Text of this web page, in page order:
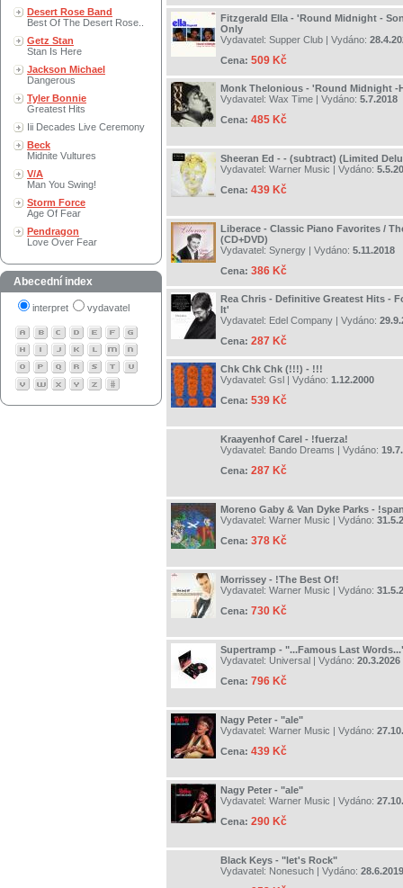
Desert Rose Band
Best Of The Desert Rose..
Getz Stan
Stan Is Here
Jackson Michael
Dangerous
Tyler Bonnie
Greatest Hits
Iii Decades Live Ceremony
Beck
Midnite Vultures
V/A
Man You Swing!
Storm Force
Age Of Fear
Pendragon
Love Over Fear
Abecední index
interpret vydavatel
Fitzgerald Ella - 'Round Midnight -
Only
Vydavatel: Supper Club | Vydáno:
Cena: 509 Kč
Monk Thelonious - 'Round Midnight -
Vydavatel: Wax Time | Vydáno: 5.7.2018
Cena: 485 Kč
Sheeran Ed - - (subtract) (Limited
Vydavatel: Warner Music | Vydáno:
Cena: 439 Kč
Liberace - Classic Piano Favorites /
(CD+DVD)
Vydavatel: Synergy | Vydáno: 5.11.2018
Cena: 386 Kč
Rea Chris - Definitive Greatest Hits -
It'
Vydavatel: Edel Company | Vydáno:
Cena: 287 Kč
Chk Chk Chk (!!!) - !!!
Vydavatel: Gsl | Vydáno: 1.12.2000
Cena: 539 Kč
Kraayenhof Carel - !fuerza!
Vydavatel: Bando Dreams | Vydáno:
Cena: 287 Kč
Moreno Gaby & Van Dyke Parks -
Vydavatel: Warner Music | Vydáno:
Cena: 378 Kč
Morrissey - !The Best Of!
Vydavatel: Warner Music | Vydáno:
Cena: 730 Kč
Supertramp - "...Famous Last
Vydavatel: Universal | Vydáno: 20.3.2026
Cena: 796 Kč
Nagy Peter - "ale"
Vydavatel: Warner Music | Vydáno:
Cena: 439 Kč
Nagy Peter - "ale"
Vydavatel: Warner Music | Vydáno:
Cena: 290 Kč
Black Keys - "let's Rock"
Vydavatel: Nonesuch | Vydáno: 28.6.2019